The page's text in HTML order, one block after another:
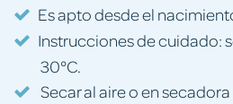
Es apto desde el
Instrucciones de cuidado:
30°C.
Secar al aire o en